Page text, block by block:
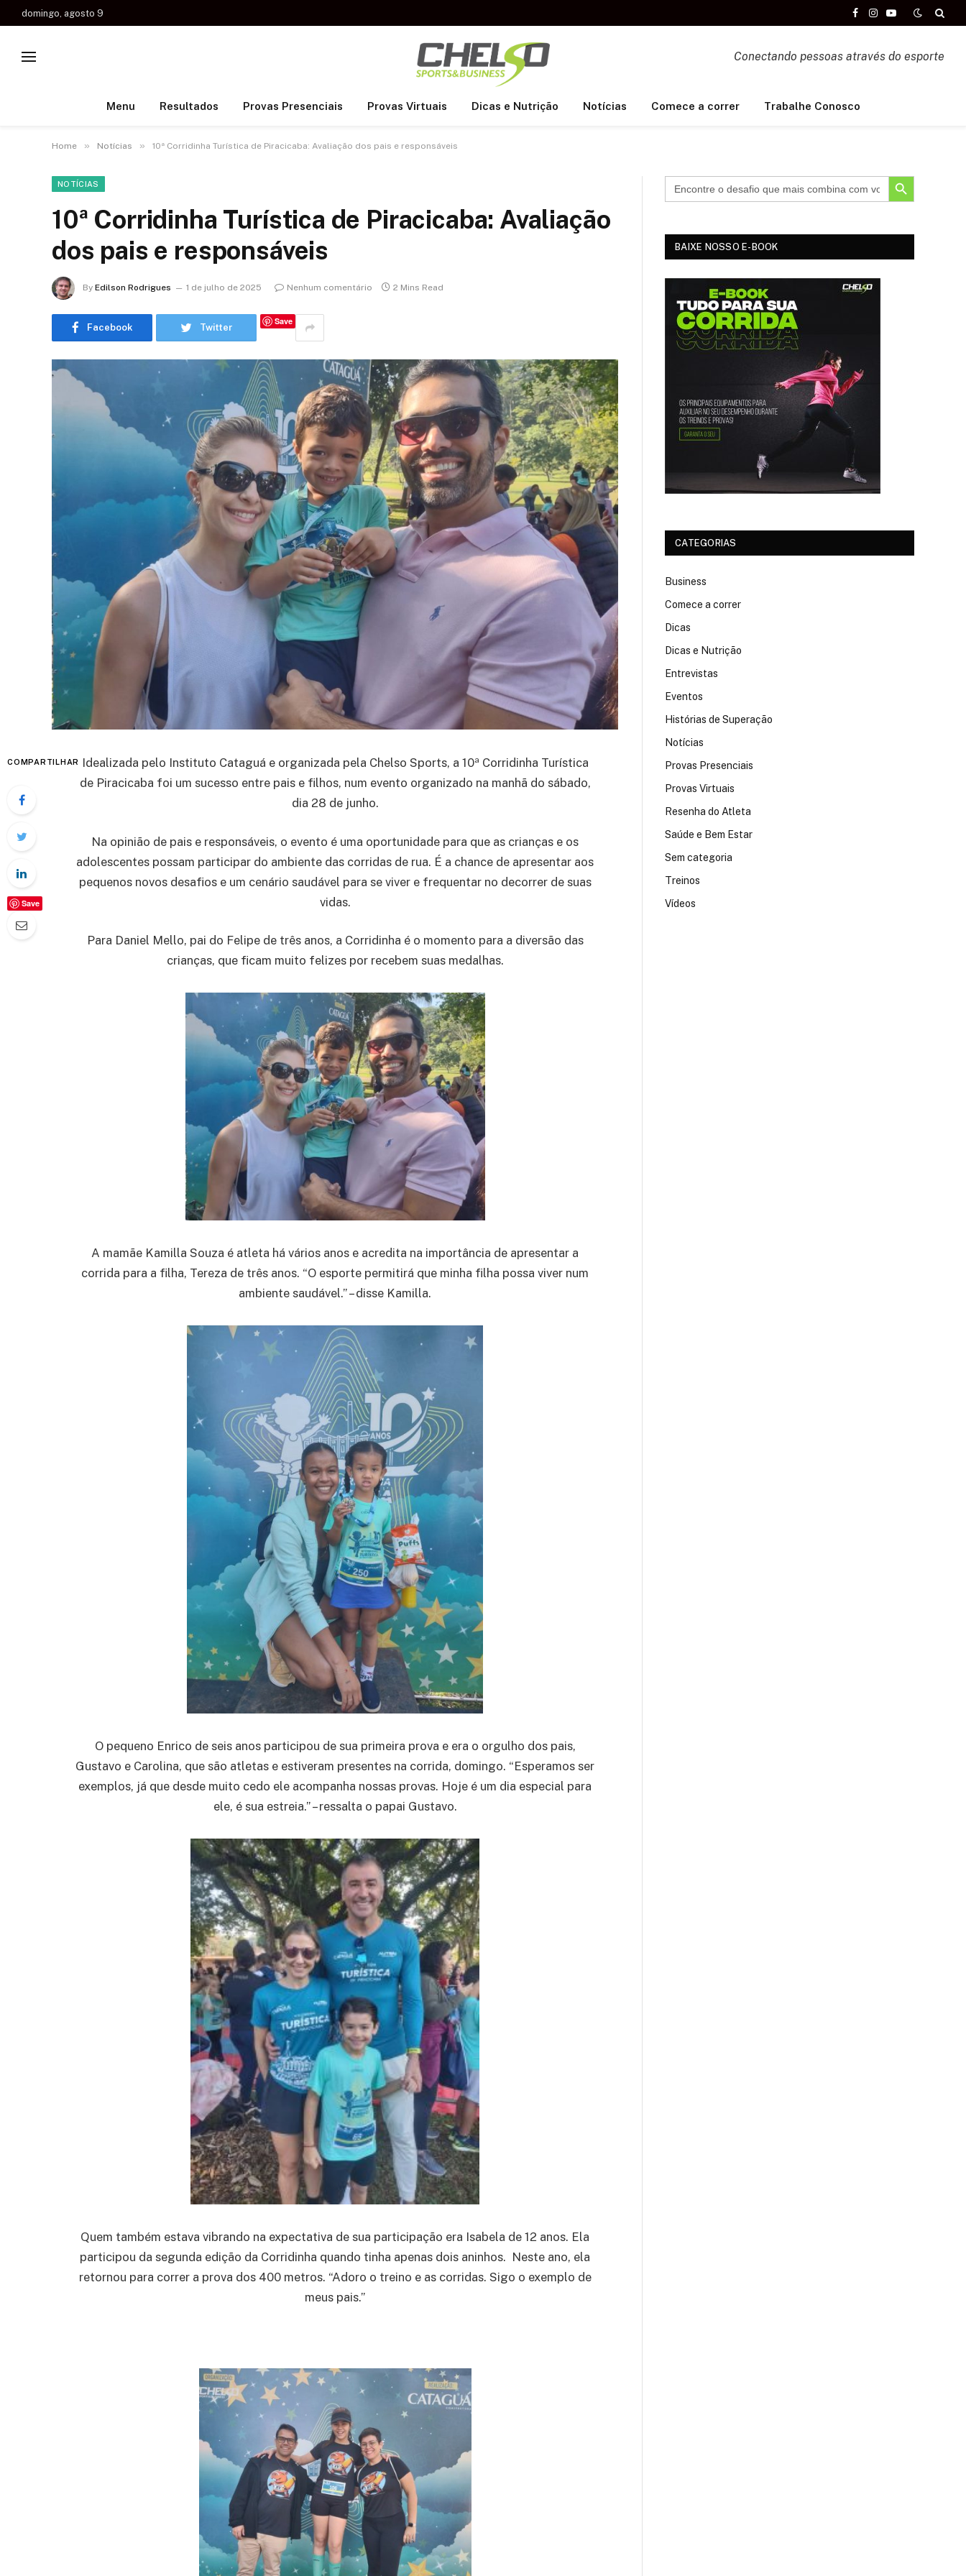
domingo, agosto 9
Facebook
Instagram
YouTube
Conectando pessoas através do esporte
Menu Resultados Provas Presenciais Provas Virtuais Dicas e Nutrição Notícias Comece a correr Trabalhe Conosco
Home » Notícias » 10ª Corridinha Turística de Piracicaba: Avaliação dos pais e responsáveis
NOTÍCIAS
10ª Corridinha Turística de Piracicaba: Avaliação
dos pais e responsáveis
By Edilson Rodrigues 1 de julho de 2025 Nenhum comentário 2 Mins Read
Facebook Twitter
Save
COMPARTILHAR
Save
Idealizada pelo Instituto Cataguá e organizada pela Chelso Sports, a 10ª Corridinha Turística
de Piracicaba foi um sucesso entre pais e filhos, num evento organizado na manhã do sábado,
dia 28 de junho.
Na opinião de pais e responsáveis, o evento é uma oportunidade para que as crianças e os
adolescentes possam participar do ambiente das corridas de rua. É a chance de apresentar aos
pequenos novos desafios e um cenário saudável para se viver e frequentar no decorrer de suas
vidas.
Para Daniel Mello, pai do Felipe de três anos, a Corridinha é o momento para a diversão das
crianças, que ficam muito felizes por recebem suas medalhas.
A mamãe Kamilla Souza é atleta há vários anos e acredita na importância de apresentar a
corrida para a filha, Tereza de três anos. “O esporte permitirá que minha filha possa viver num
ambiente saudável.” – disse Kamilla.
O pequeno Enrico de seis anos participou de sua primeira prova e era o orgulho dos pais,
Gustavo e Carolina, que são atletas e estiveram presentes na corrida, domingo. “Esperamos ser
exemplos, já que desde muito cedo ele acompanha nossas provas. Hoje é um dia especial para
ele, é sua estreia.” – ressalta o papai Gustavo.
Quem também estava vibrando na expectativa de sua participação era Isabela de 12 anos. Ela
participou da segunda edição da Corridinha quando tinha apenas dois aninhos. Neste ano, ela
retornou para correr a prova dos 400 metros. “Adoro o treino e as corridas. Sigo o exemplo de
meus pais.”
SEARCH BUTTON
BAIXE NOSSO E-BOOK
CATEGORIAS
Business
Comece a correr
Dicas
Dicas e Nutrição
Entrevistas
Eventos
Histórias de Superação
Notícias
Provas Presenciais
Provas Virtuais
Resenha do Atleta
Saúde e Bem Estar
Sem categoria
Treinos
Vídeos